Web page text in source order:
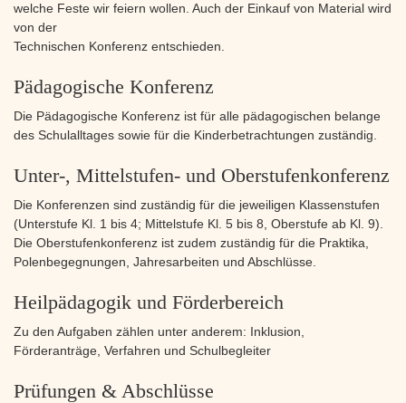
welche Feste wir feiern wollen. Auch der Einkauf von Material wird
von der
Technischen Konferenz entschieden.
Pädagogische Konferenz
Die Pädagogische Konferenz ist für alle pädagogischen belange
des Schulalltages sowie für die Kinderbetrachtungen zuständig.
Unter-, Mittelstufen- und Oberstufenkonferenz
Die Konferenzen sind zuständig für die jeweiligen Klassenstufen
(Unterstufe Kl. 1 bis 4; Mittelstufe Kl. 5 bis 8, Oberstufe ab Kl. 9).
Die Oberstufenkonferenz ist zudem zuständig für die Praktika,
Polenbegegnungen, Jahresarbeiten und Abschlüsse.
Heilpädagogik und Förderbereich
Zu den Aufgaben zählen unter anderem: Inklusion,
Förderanträge, Verfahren und Schulbegleiter
Prüfungen & Abschlüsse